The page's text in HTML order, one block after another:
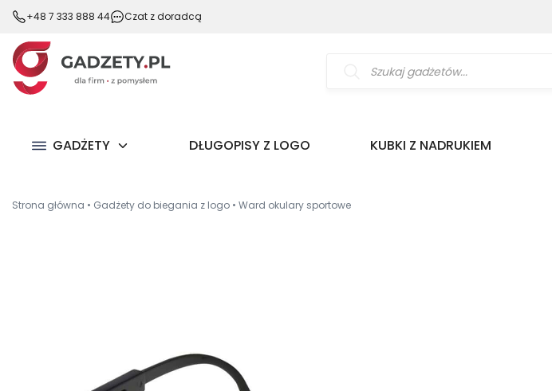
+48 7 333 888 44 Czat z doradcą
produktów
GADŻETY DŁUGOPISY Z LOGO KUBKI Z NADRUKIEM
Strona główna • Gadżety do biegania z logo • Ward okulary sportowe